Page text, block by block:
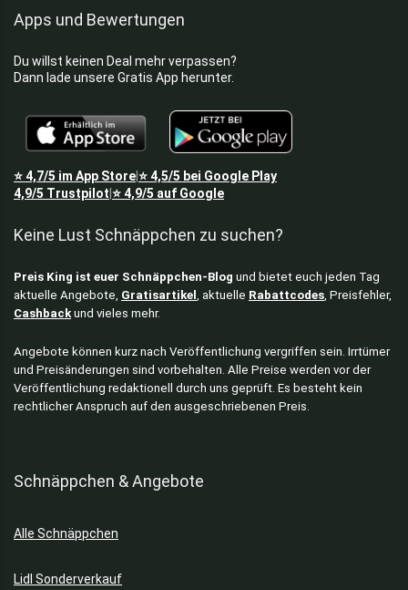
Apps und Bewertungen
Du willst keinen Deal mehr verpassen?
Dann lade unsere Gratis App herunter.
⭐4,7/5 im App Store⭐4,5/5 bei Google Play
4,9/5 Trustpilot ⭐4,9/5 auf Google
Keine Lust Schnäppchen zu suchen?
Preis King ist euer Schnäppchen-Blog und bietet euch jeden Tag
aktuelle Angebote, Gratisartikel , aktuelle Rabattcodes , Preisfehler,
Cashback und vieles mehr.
Angebote können kurz nach Veröffentlichung vergriffen sein. Irrtümer
und Preisänderungen sind vorbehalten. Alle Preise werden vor der
Veröffentlichung redaktionell durch uns geprüft. Es besteht kein
rechtlicher Anspruch auf den ausgeschriebenen Preis.
Schnäppchen & Angebote
Alle Schnäppchen
Lidl Sonderverkauf